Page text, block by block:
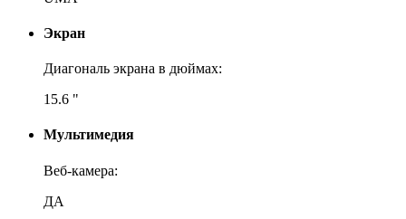
Экран
Диагональ экрана в дюймах:
15.6 "
Мультимедия
Веб-камера:
ДА